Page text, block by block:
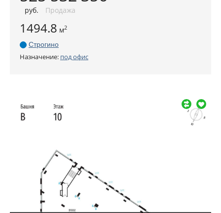
руб. Продажа
1494.8 м2
Строгино
Назначение: под офис